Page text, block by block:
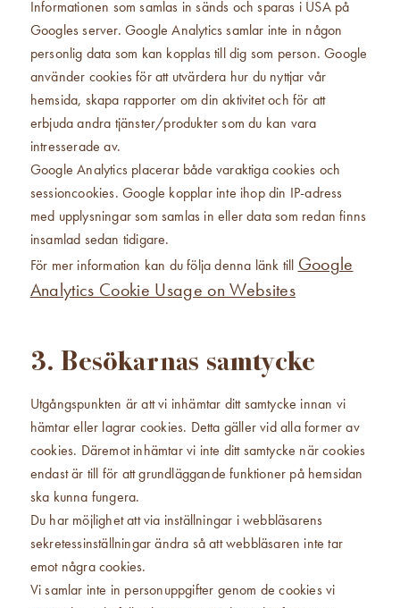
Informationen som samlas in sänds och sparas i USA på
Googles server. Google Analytics samlar inte in någon
personlig data som kan kopplas till dig som person. Google
använder cookies för att utvärdera hur du nyttjar vår
hemsida, skapa rapporter om din aktivitet och för att
erbjuda andra tjänster/produkter som du kan vara
intresserade av.
Google Analytics placerar både varaktiga cookies och
sessioncookies. Google kopplar inte ihop din IP-adress
med upplysningar som samlas in eller data som redan finns
insamlad sedan tidigare.
För mer information kan du följa denna länk till Google
Analytics Cookie Usage on Websites
3. Besökarnas samtycke
Utgångspunkten är att vi inhämtar ditt samtycke innan vi
hämtar eller lagrar cookies. Detta gäller vid alla former av
cookies. Däremot inhämtar vi inte ditt samtycke när cookies
endast är till för att grundläggande funktioner på hemsidan
ska kunna fungera.
Du har möjlighet att via inställningar i webbläsarens
sekretessinställningar ändra så att webbläsaren inte tar
emot några cookies.
Vi samlar inte in personuppgifter genom de cookies vi